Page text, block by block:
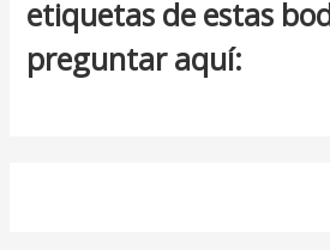
etiquetas de estas
preguntar aquí: